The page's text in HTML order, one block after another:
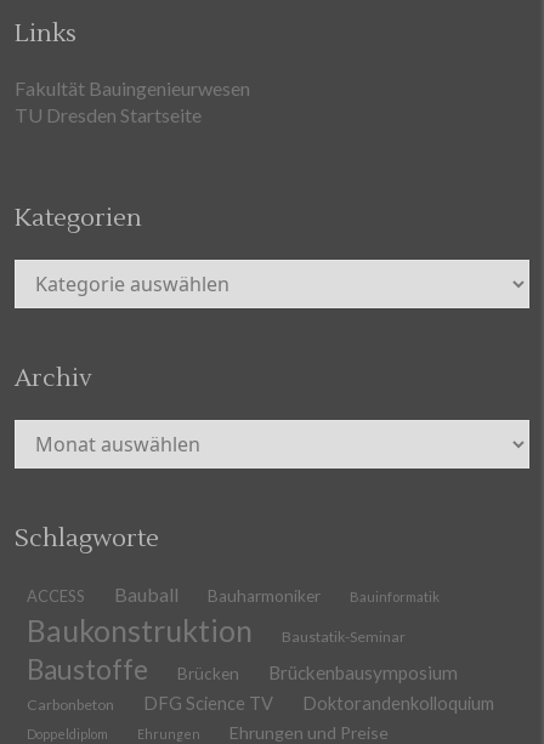
Links
Fakultät Bauingenieurwesen
TU Dresden Startseite
Kategorien
Kategorien
Archiv
Archiv
Schlagworte
ACCESS Bauball Bauharmoniker Bauinformatik
Baukonstruktion Baustatik-Seminar
Baustoffe Brücken Brückenbausymposium
Carbonbeton DFG Science TV Doktorandenkolloquium
Doppeldiplom Ehrungen Ehrungen und Preise